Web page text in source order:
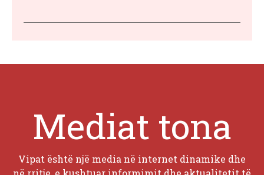
Mediat tona
Vipat është një media në internet dinamike dhe